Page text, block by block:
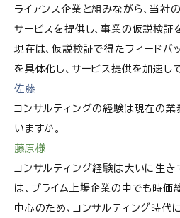
ライアンス企業と組みながら、当社
サービスを提供し、事業の仮説検証
現在は、仮説検証で得たフィードバ
を具体化し、サービス提供を加速し
佐藤
コンサルティングの経験は現在の
いますか。
藤原様
コンサルティング経験は大いに生き
は、プライム上場企業の中でも時
中心のため、コンサルティング時代